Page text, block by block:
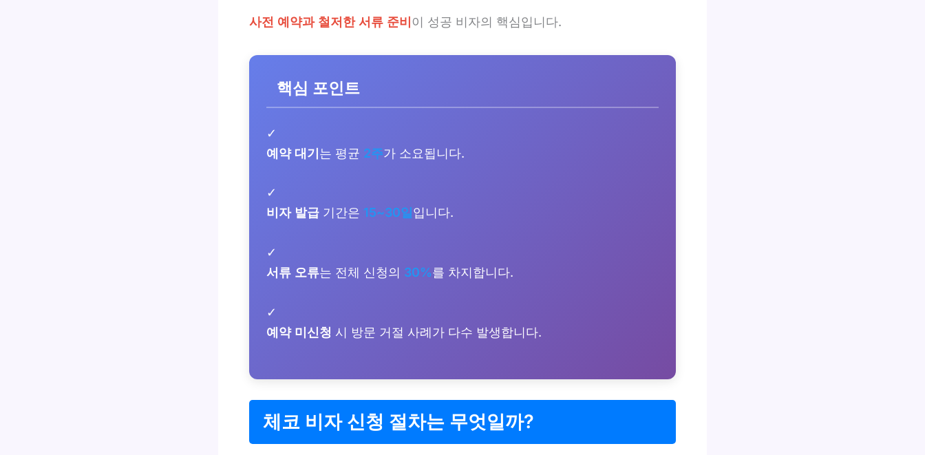
사전 예약과 철저한 서류 준비이 성공 비자의 핵심입니다.
핵심 포인트
✓
예약 대기는 평균 2주가 소요됩니다.
✓
비자 발급 기간은 15~30일입니다.
✓
서류 오류는 전체 신청의 30%를 차지합니다.
✓
예약 미신청 시 방문 거절 사례가 다수 발생합니다.
체코 비자 신청 절차는 무엇일까?